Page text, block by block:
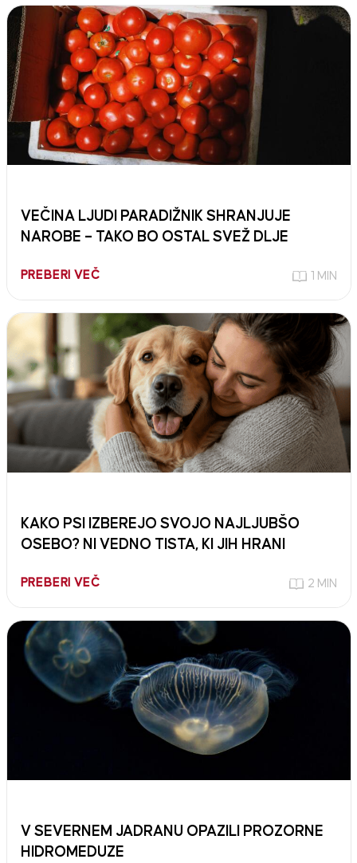
VEČINA LJUDI PARADIŽNIK SHRANJUJE
NAROBE – TAKO BO OSTAL SVEŽ DLJE
PREBERI VEČ 1 MIN
KAKO PSI IZBEREJO SVOJO NAJLJUBŠO
OSEBO? NI VEDNO TISTA, KI JIH HRANI
PREBERI VEČ 2 MIN
V SEVERNEM JADRANU OPAZILI PROZORNE
HIDROMEDUZE